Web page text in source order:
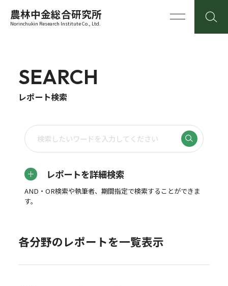
農林中金総合研究所
Norinchukin Research Institute Co., Ltd.
SEARCH
レポート検索
レポートを詳細検索
AND・OR検索や執筆者、期間指定で検索することができま
す。
各分野のレポートを一覧表示